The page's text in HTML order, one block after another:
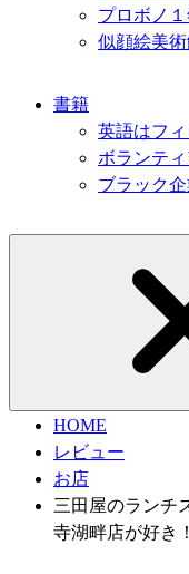
プロボノ
似顔絵美
書籍
英語はフ
ボランテ
ブラック
HOME
レビュー
お店
三田屋のランチ
寺湖畔店が好き！